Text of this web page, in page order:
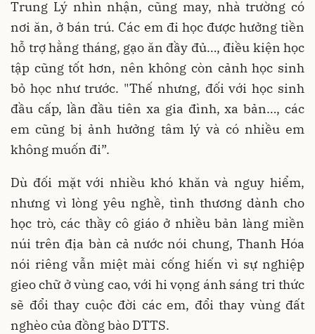
Trung Lý nhìn nhận, cũng may, nhà trường có
nơi ăn, ở bán trú. Các em đi học được hưởng tiền
hỗ trợ hằng tháng, gạo ăn đầy đủ…, điều kiện học
tập cũng tốt hơn, nên không còn cảnh học sinh
bỏ học như trước. "Thế nhưng, đối với học sinh
đầu cấp, lần đầu tiên xa gia đình, xa bản…, các
em cũng bị ảnh hưởng tâm lý và có nhiều em
không muốn đi”.
Dù đối mặt với nhiều khó khăn và nguy hiểm,
nhưng vì lòng yêu nghề, tình thương dành cho
học trò, các thầy cô giáo ở nhiều bản làng miền
núi trên địa bàn cả nước nói chung, Thanh Hóa
nói riêng vẫn miệt mài cống hiến vì sự nghiệp
gieo chữ ở vùng cao, với hi vọng ánh sáng tri thức
sẽ đổi thay cuộc đời các em, đổi thay vùng đất
nghèo của đồng bào DTTS.